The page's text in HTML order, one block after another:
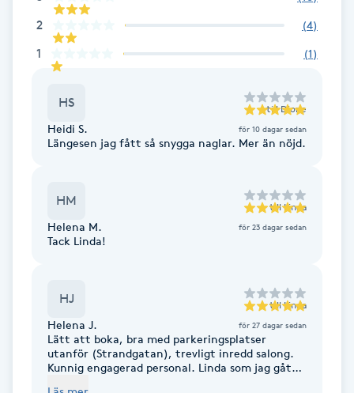
Gruppträning
Gua Sha-massage
Hatha Yoga
Healing
Hollywood Peel
2 (4)
1 (1)
HS till Dione
Heidi S. för 10 dagar sedan
Längesen jag fått så snygga naglar. Mer än nöjd.
HM till Linda
Helena M. för 23 dagar sedan
Tack Linda!
HJ till Linda
Helena J. för 27 dagar sedan
Lätt att boka, bra med parkeringsplatser
utanför (Strandgatan), trevligt inredd salong.
Kunnig engagerad personal. Linda som jag gått